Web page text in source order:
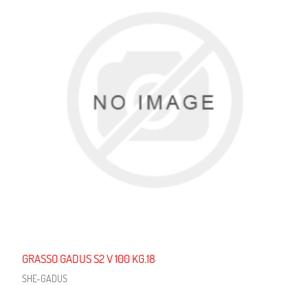
GRASSO GADUS S2 V 100 KG.18
SHE-GADUS